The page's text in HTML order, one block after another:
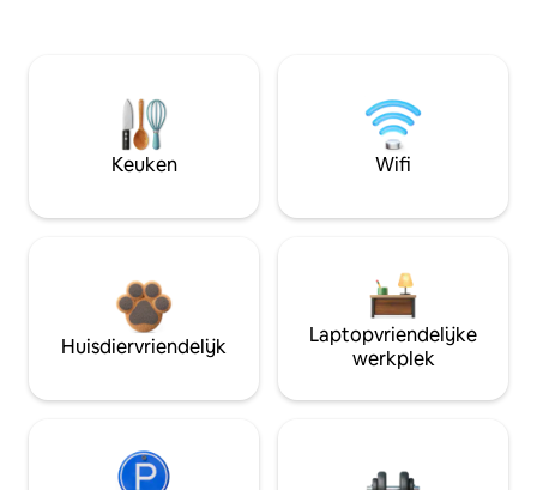
Keuken Wifi
Huisdiervriendelijk
Laptopvriendelijke
werkplek